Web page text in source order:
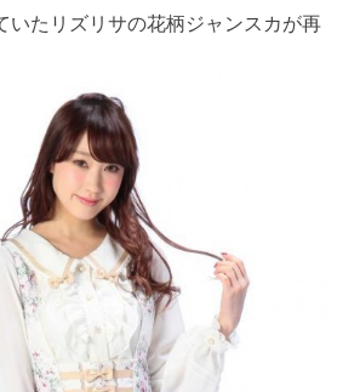
いたリズリサの花柄ジャンスカが再